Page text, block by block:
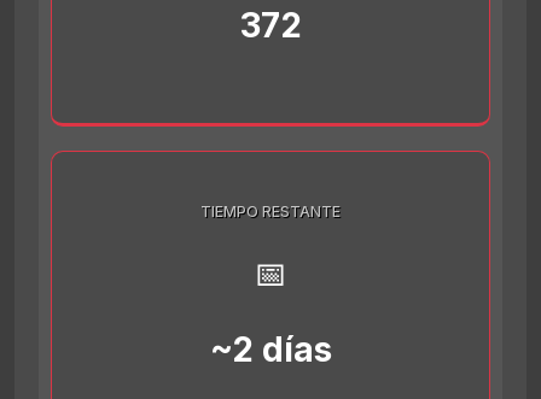
372
TIEMPO RESTANTE
📅
~2 días